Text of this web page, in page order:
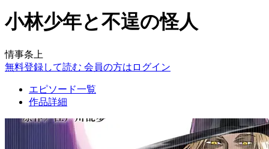
小林少年と不逞の怪人
情事条上
無料登録して読む 会員の方はログイン
エピソード一覧
作品詳細